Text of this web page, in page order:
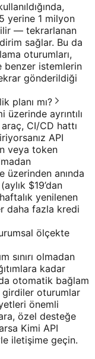
yerine 1 milyon
— tekrarlanan
sağlar. Bu da
oturumları,
benzer istemlerin
gönderildiği
planı mı?
ayrıntılı
CI/CD hattı
API
veya token
üzerinden anında
$19’dan
yenilenen
daha fazla kredi
ölçekte
sınırı olmadan
kadar
otomatik bağlam
girdiler oturumlar
önemli
özel desteğe
Kimi API
iletişime geçin.